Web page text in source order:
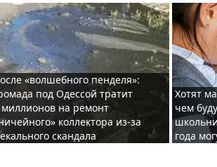
«волшебного пенделя»:
под Одессой тратит
на ремонт
коллектора из-за
скандала
Хотят
чем
года